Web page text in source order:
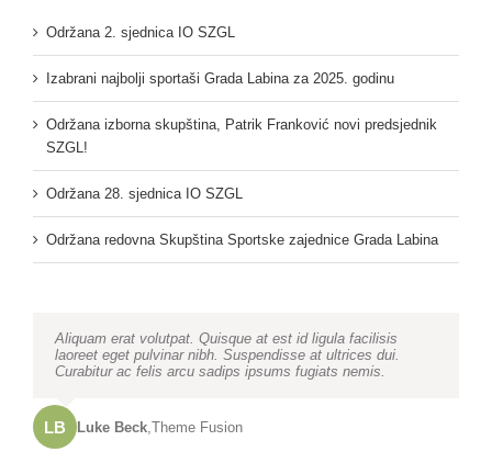
Održana 2. sjednica IO SZGL
Izabrani najbolji sportaši Grada Labina za 2025. godinu
Održana izborna skupština, Patrik Franković novi predsjednik
SZGL!
Održana 28. sjednica IO SZGL
Održana redovna Skupština Sportske zajednice Grada Labina
Neque porro quisquam est, qui dolorem ipsum quia dolor sit
amet, consec tetur, adipisci velit, sed quia non numquam
eius modi tempora voluptas amets unser.
JD John Doe,My Company
Aliquam erat volutpat. Quisque at est id ligula facilisis
laoreet eget pulvinar nibh. Suspendisse at ultrices dui.
Curabitur ac felis arcu sadips ipsums fugiats nemis.
LB Luke Beck Theme Fusion